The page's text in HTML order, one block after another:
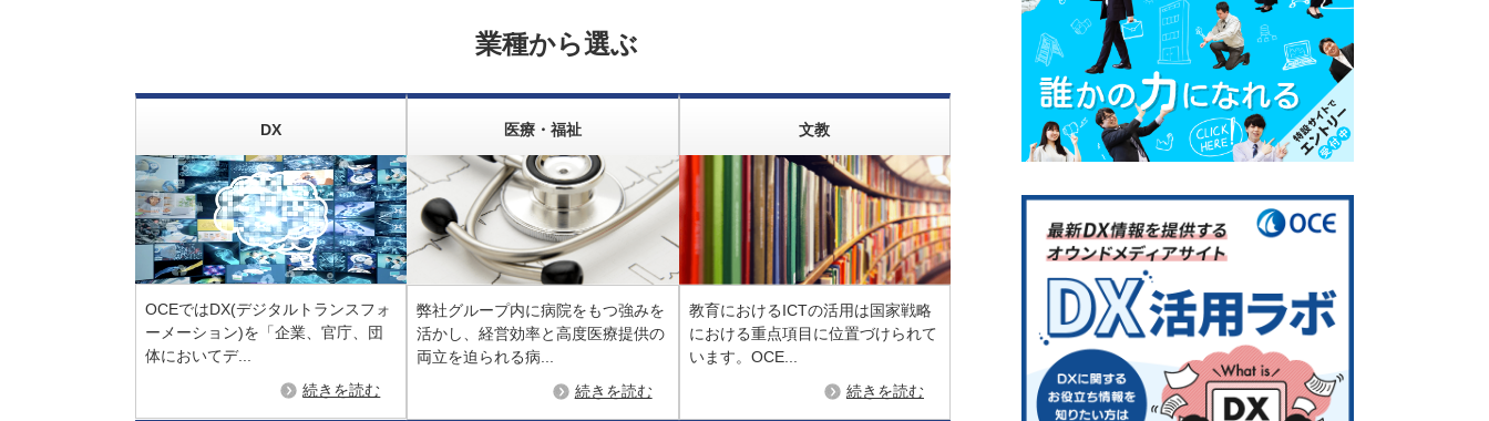
業種から選ぶ
DX
OCEではDX(デジタルトランスフォ
ーメーション)を「企業、官庁、団
体においてデ...
続きを読む
医療・福祉
弊社グループ内に病院をもつ強みを
活かし、経営効率と高度医療提供の
両立を迫られる病...
続きを読む
文教
教育におけるICTの活用は国家戦略
における重点項目に位置づけられて
います。OCE...
続きを読む